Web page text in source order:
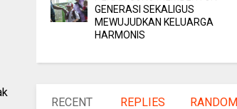
GENERASI SEKALIGUS
MEWUJUDKAN KELUARGA
HARMONIS
RECENT REPLIES RANDOM